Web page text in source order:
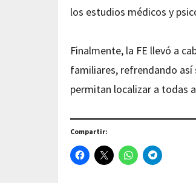
los estudios médicos y
Finalmente, la FE llevó a
familiares, refrendando
permitan localizar a todas
Compartir: